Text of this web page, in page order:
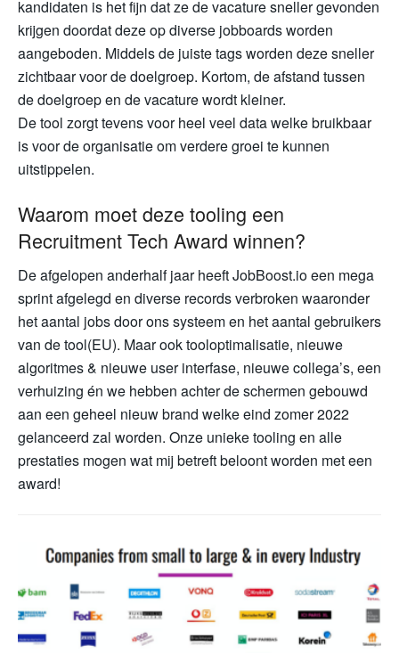
kandidaten is het fijn dat ze de vacature sneller gevonden
krijgen doordat deze op diverse jobboards worden
aangeboden. Middels de juiste tags worden deze sneller
zichtbaar voor de doelgroep. Kortom, de afstand tussen
de doelgroep en de vacature wordt kleiner.
De tool zorgt tevens voor heel veel data welke bruikbaar
is voor de organisatie om verdere groei te kunnen
uitstippelen.
Waarom moet deze tooling een
Recruitment Tech Award winnen?
De afgelopen anderhalf jaar heeft JobBoost.io een mega
sprint afgelegd en diverse records verbroken waaronder
het aantal jobs door ons systeem en het aantal gebruikers
van de tool(EU). Maar ook tooloptimalisatie, nieuwe
algoritmes & nieuwe user interfase, nieuwe collega’s, een
verhuizing én we hebben achter de schermen gebouwd
aan een geheel nieuw brand welke eind zomer 2022
gelanceerd zal worden. Onze unieke tooling en alle
prestaties mogen wat mij betreft beloont worden met een
award!